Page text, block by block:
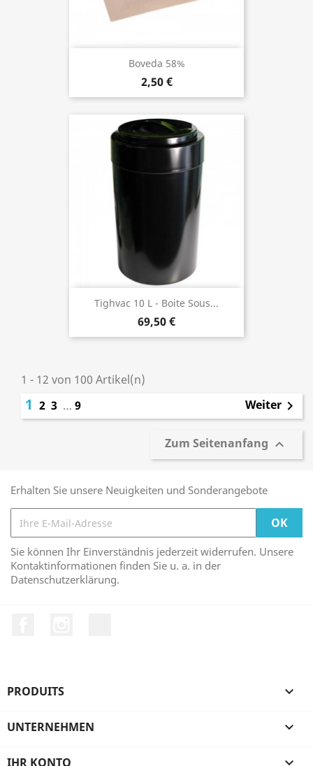
Boveda 58%
2,50 €
Tighvac 10 L - Boite Sous...
69,50 €
1 - 12 von 100 Artikel(n)
1 2 3 … 9 Weiter 
Zum Seitenanfang 
Erhalten Sie unsere Neuigkeiten und Sonderangebote
Sie können Ihr Einverständnis jederzeit widerrufen. Unsere
Kontaktinformationen finden Sie u. a. in der
Datenschutzerklärung.
PRODUITS 
UNTERNEHMEN 
IHR KONTO